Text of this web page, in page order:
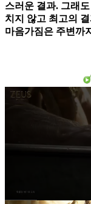
스러운 결과. 그래
치지 않고 최고의
마음가짐은 주변까